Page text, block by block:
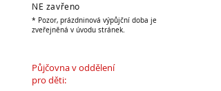
NE zavřeno
* Pozor, prázdninová výpůjční doba je
zveřejněná v úvodu stránek.
Půjčovna v oddělení
pro děti: